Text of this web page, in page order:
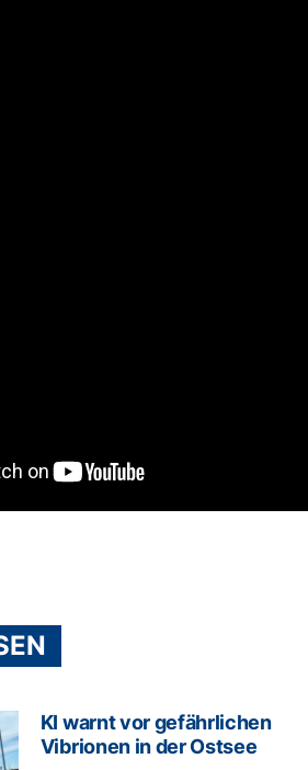
KI warnt vor gefährlichen
Vibrionen in der Ostsee